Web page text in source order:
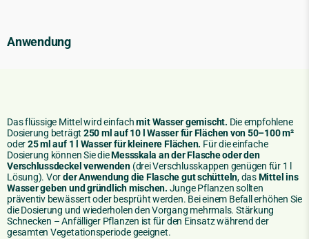
Anwendung
Das flüssige Mittel wird einfachmit Wasser gemischt. Die empfohlene
Dosierung beträgt 250 ml auf 10 l Wasser für Flächen von 50–100 m²
oder25 ml auf 1 l Wasser für kleinere Flächen. Für die einfache
Dosierung können Sie dieMessskala an der Flasche oder den
Verschlussdeckel verwenden (drei Verschlusskappen genügen für 1 l
Lösung). Vorder Anwendung die Flasche gut schütteln, dasMittel ins
Wasser geben und gründlich mischen. Junge Pflanzen sollten
präventiv bewässert oder besprüht werden. Bei einem Befall erhöhen Sie
die Dosierung und wiederholen den Vorgang mehrmals. Stärkung
Schnecken – Anfälliger Pflanzen ist für den Einsatz während der
gesamten Vegetationsperiode geeignet.